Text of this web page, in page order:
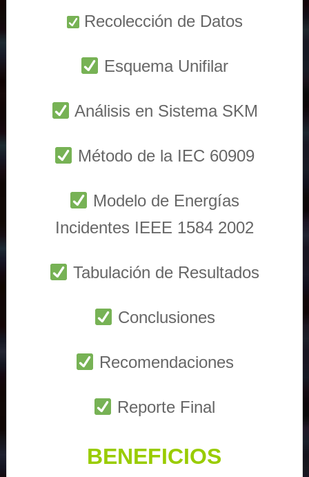
Recolección de Datos
Esquema Unifilar
Análisis en Sistema SKM
Método de la IEC 60909
Modelo de Energías
Incidentes IEEE 1584 2002
Tabulación de Resultados
Conclusiones
Recomendaciones
Reporte Final
BENEFICIOS